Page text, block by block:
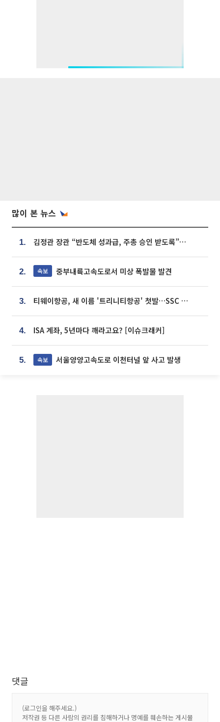
많이 본 뉴스
1. 김정관 장관 “반도체 성과급, 주총 승인 받도록”…상법·자본시장법 개정 시사
2. 속보 중부내륙고속도로서 미상 폭발물 발견
3. 티웨이항공, 새 이름 '트리니티항공' 첫발…SSC 전략 본격화
4. ISA 계좌, 5년마다 깨라고요? [이슈크래커]
5. 속보 서울양양고속도로 이천터널 앞 사고 발생
댓글